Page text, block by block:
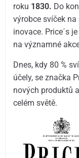
roku 1830. Do
výrobce svíček
inovace. Price´s
na významné
Dnes, kdy 80 %
účely, se značka
nových produktů
celém světě.